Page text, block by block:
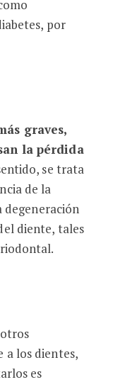
por
graves,
la pérdida
se trata
de la
degeneración
diente, tales
a los dientes,
es